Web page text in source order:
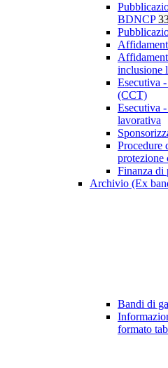
BDNCP
inclusione
Esecutiva
(CCT)
Esecutiva
lavorativa
Procedure
protezione
Finanza di
Archivio (Ex
Bandi di
formato